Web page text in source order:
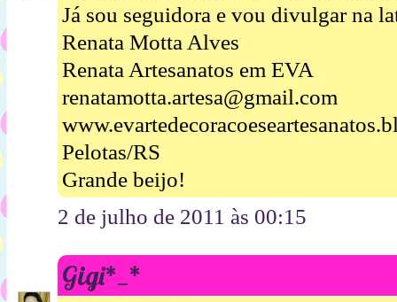
Já sou seguidora e vou divulgar na
Renata Motta Alves
Renata Artesanatos em EVA
renatamotta.artesa@gmail.com
Pelotas/RS
Grande beijo!
2 de julho de 2011 às 00:15
Gigi*_*